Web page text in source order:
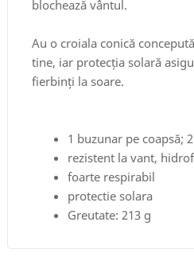
blochează vântul.
Au o croiala conică
tine, iar protecția solară
fierbinți la soare.
1 buzunar pe coapsă;
rezistent la vant,
foarte respirabil
protectie solara
Greutate: 213 g